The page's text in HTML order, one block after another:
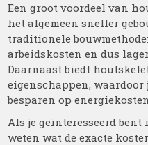
Een groot voordeel van
het algemeen sneller
traditionele
arbeidskosten en dus
Daarnaast biedt
eigenschappen,
besparen op
Als je geïnteresseerd
weten wat de exacte